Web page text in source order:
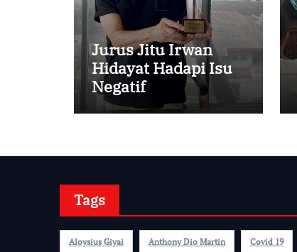
Jurus Jitu Irwan
Hidayat Hadapi Isu
Negatif
Tags
Aloysius Giyai Anthony Dio Martin Covid 19